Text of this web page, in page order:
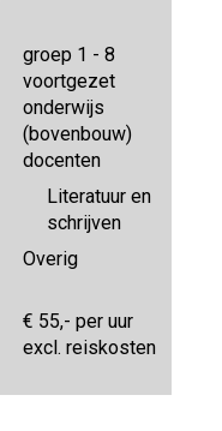
groep 1 - 8
voortgezet
onderwijs
(bovenbouw)
docenten
Literatuur en
schrijven
Overig
€ 55,- per uur
excl. reiskosten